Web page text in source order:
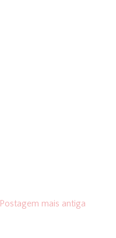
Postagem mais antiga